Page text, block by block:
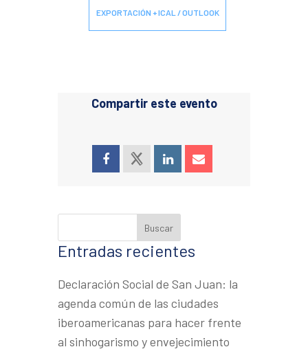
EXPORTACIÓN + ICAL / OUTLOOK
Compartir este evento
Entradas recientes
Declaración Social de San Juan: la
agenda común de las ciudades
iberoamericanas para hacer frente
al sinhogarismo y envejecimiento